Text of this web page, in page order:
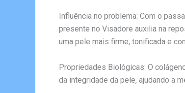
Influência no problema: Com o
presente no Visadore auxilia na
uma pele mais firme, tonificada e
Propriedades Biológicas: O
da integridade da pele, ajudando a